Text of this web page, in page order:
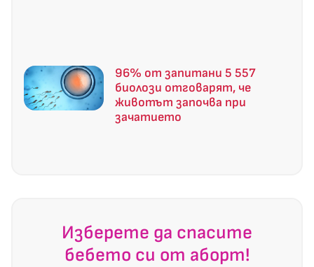
96% от запитани 5 557
биолози отговарят, че
животът започва при
зачатието
Изберете да спасите
бебето си от аборт!